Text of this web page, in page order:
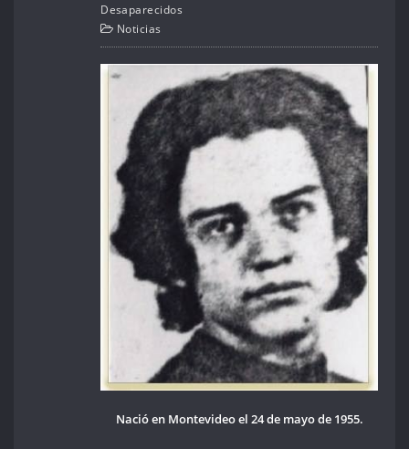
Desaparecidos
Noticias
Nació en Montevideo el 24 de mayo de 1955.